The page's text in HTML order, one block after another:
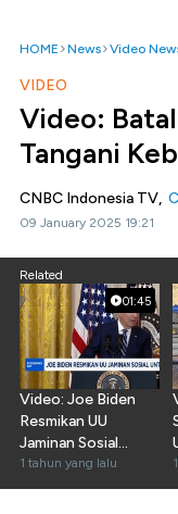
HOME News Video
VIDEO
Video:
Tangani
CNBC Indonesia TV,
09 January 2025 19:21
Related
01:45
Video: Joe Biden
Resmikan UU
Jaminan Sosial
Untuk Pensiunan
1 tahun yang lalu